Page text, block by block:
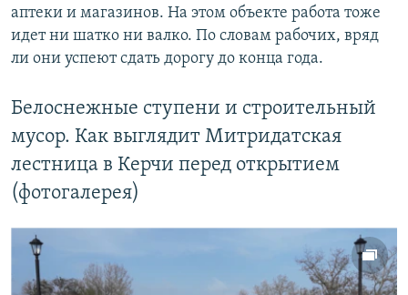
аптеки и магазинов. На этом объекте работа тоже
идет ни шатко ни валко. По словам рабочих, вряд
ли они успеют сдать дорогу до конца года.
Белоснежные ступени и строительный
мусор. Как выглядит Митридатская
лестница в Керчи перед открытием
(фотогалерея)